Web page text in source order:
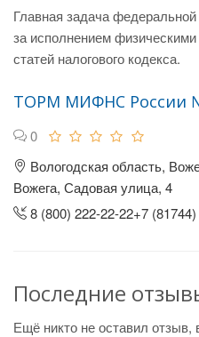
Главная задача
за исполнением
статей налогового кодекса.
ТОРМ МИФНС России
0
Вологодская область,
Вожега, Садовая улица, 4
8 (800) 222-22-22+7
Последние
Ещё никто не оставил